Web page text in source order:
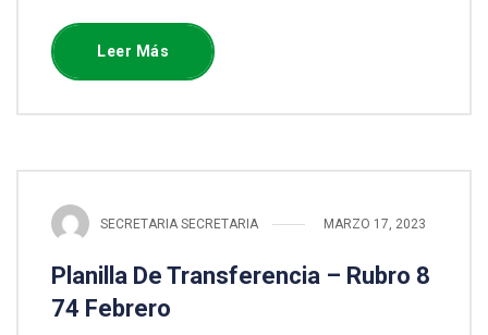
Leer Más
SECRETARIA SECRETARIA MARZO 17, 2023
Planilla De Transferencia – Rubro 8
74 Febrero